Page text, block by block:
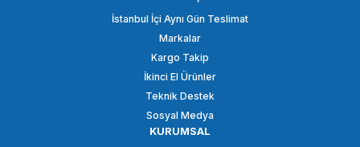
SEPETE EKLE
İstanbul İçi Aynı Gün Teslimat
Markalar
Kargo Takip
İkinci El Ürünler
Teknik Destek
Sosyal Medya
KURUMSAL